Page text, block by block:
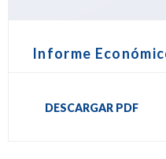
Informe
DESCARGAR PDF